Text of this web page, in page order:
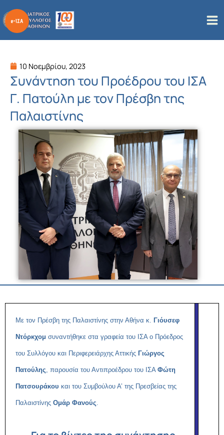
στο
περιεχόμενο
10 Νοεμβρίου, 2023
Συνάντηση του Προέδρου του ΙΣΑ
Γ. Πατούλη με τον Πρέσβη της
Παλαιστίνης
Με τον Πρέσβη της Παλαιστίνης στην Αθήνα κ. Γιόυσεφ
Ντόρκχομ συναντήθηκε στα γραφεία του ΙΣΑ ο Πρόεδρος
του Συλλόγου και Περιφερειάρχης Αττικής Γιώργος
Πατούλης, παρουσία του Αντιπροέδρου του ΙΣΑ Φώτη
Πατσουράκου και του Συμβούλου Α’ της Πρεσβείας της
Παλαιστίνης Ομάρ Φανούς.